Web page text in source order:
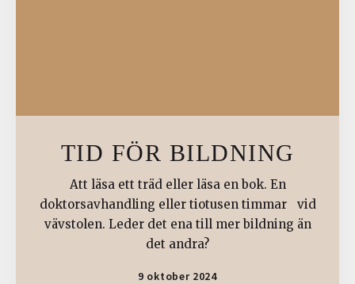
TID FÖR BILDNING
Att läsa ett träd eller läsa en bok. En
doktorsavhandling eller tiotusen timmar vid
vävstolen. Leder det ena till mer bildning än
det andra?
9 oktober 2024